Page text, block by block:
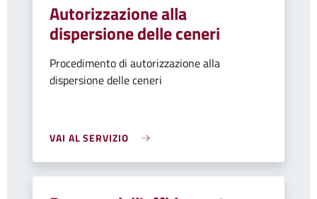
Autorizzazione alla
dispersione delle ceneri
Procedimento di autorizzazione alla
dispersione delle ceneri
VAI AL SERVIZIO